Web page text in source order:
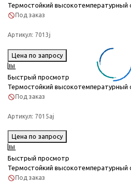
Термостойкий высокотемпературный
Под заказ
Артикул: 7013j
Цена по запросу
Быстрый просмотр
Термостойкий высокотемпературный
Под заказ
Артикул: 7015aj
Цена по запросу
Быстрый просмотр
Термостойкий высокотемпературный
Под заказ